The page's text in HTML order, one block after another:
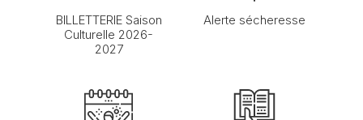
BILLETTERIE Saison
Culturelle 2026-
2027
Alerte sécheresse